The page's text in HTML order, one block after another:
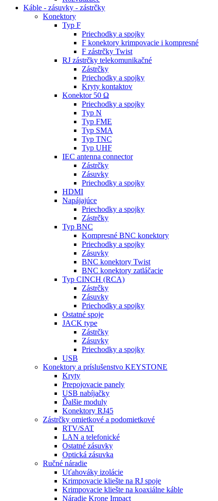
Káble - zásuvky - zástrčky
Konektory
Typ F
Priechodky a spojky
F konektory krimpovacie i kompresné
F zástrčky Twist
RJ zástrčky telekomunikačné
Zástrčky
Priechodky a spojky
Kryty kontaktov
Konektor 50 Ω
Priechodky a spojky
Typ N
Typ FME
Typ SMA
Typ TNC
Typ UHF
IEC antenna connector
Zástrčky
Zásuvky
Priechodky a spojky
HDMI
Napájajúce
Priechodky a spojky
Zástrčky
Typ BNC
Kompresné BNC konektory
Priechodky a spojky
Zásuvky
BNC konektory Twist
BNC konektory zatláčacie
Typ CINCH (RCA)
Zástrčky
Zásuvky
Priechodky a spojky
Ostatné spoje
JACK type
Zástrčky
Zásuvky
Priechodky a spojky
USB
Konektory a príslušenstvo KEYSTONE
Kryty
Prepojovacie panely
USB nabíjačky
Ďalšie moduly
Konektory RJ45
Zástrčky omietkové a podomietkové
RTV/SAT
LAN a telefonické
Ostatné zásuvky
Optická zásuvka
Ručné náradie
Uťahováky izolácie
Krimpovacie kliešte na RJ spoje
Krimpovacie kliešte na koaxiálne káble
Náradie Krone Impact